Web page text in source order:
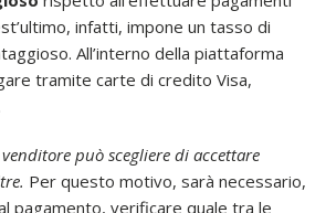
infatti, impone un tasso di
All’interno della piattaforma
tramite carte di credito Visa,
può scegliere di accettare
Per questo motivo, sarà necessario,
pagamento, verificare quale tra le